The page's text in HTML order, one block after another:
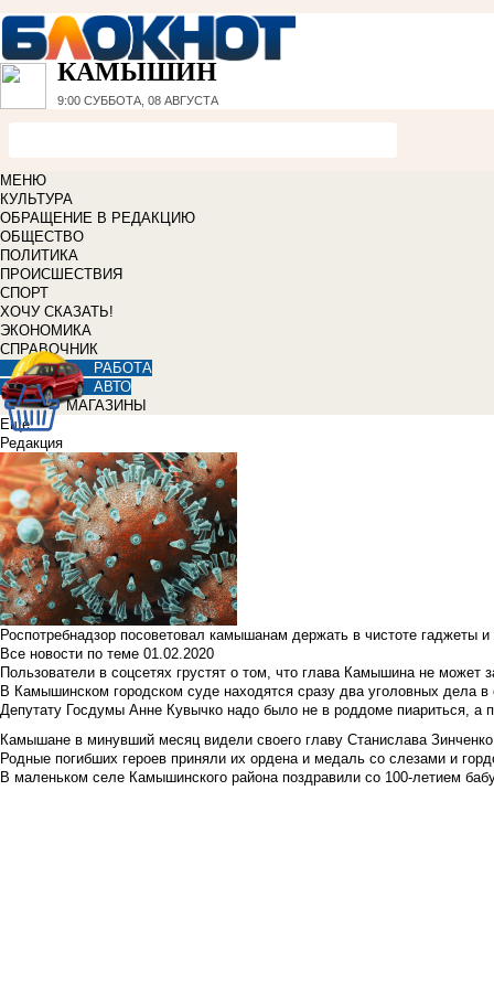
КАМЫШИН
9:00 СУББОТА, 08 АВГУСТА
МЕНЮ
КУЛЬТУРА
ОБРАЩЕНИЕ В РЕДАКЦИЮ
ОБЩЕСТВО
ПОЛИТИКА
ПРОИСШЕСТВИЯ
СПОРТ
ХОЧУ СКАЗАТЬ!
ЭКОНОМИКА
СПРАВОЧНИК
РАБОТА
АВТО
МАГАЗИНЫ
Еще
Редакция
Роспотребнадзор посоветовал камышанам держать в чистоте гаджеты
Все новости по теме 01.02.2020
Пользователи в соцсетях грустят о том, что глава Камышина не может
В Камышинском городском суде находятся сразу два уголовных дела
Депутату Госдумы Анне Кувычко надо было не в роддоме пиариться, а
Камышане в минувший месяц видели своего главу Станислава Зинченко
Родные погибших героев приняли их ордена и медаль со слезами и
В маленьком селе Камышинского района поздравили со 100-летием